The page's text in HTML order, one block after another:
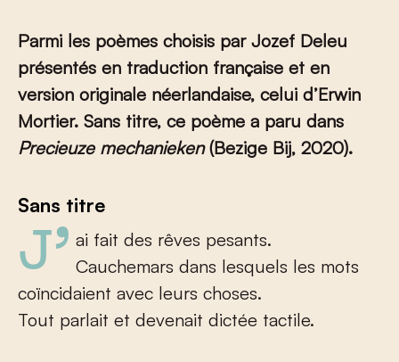
Parmi les poèmes choisis par Jozef Deleu
présentés en traduction française et en
version originale néerlandaise, celui d’Erwin
Mortier. Sans titre, ce poème a paru dans
Precieuze mechanieken(Bezige Bij, 2020).
Sans titre
J’ai fait des rêves pesants.
Cauchemars dans lesquels les mots
coïncidaient avec leurs choses.
Tout parlait et devenait dictée tactile.